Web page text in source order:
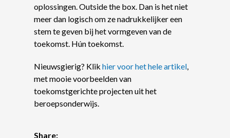
oplossingen. Outside the box. Dan is het niet
meer dan logisch om ze nadrukkelijker een
stem te geven bij het vormgeven van de
toekomst. Hún toekomst.
Nieuwsgierig? Klik hier voor het hele artikel,
met mooie voorbeelden van
toekomstgerichte projecten uit het
beroepsonderwijs.
Share: